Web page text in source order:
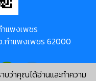
บว่าคุณได้อ่านและทำความ
แพงเพชร
.กำแพงเพชร 62000